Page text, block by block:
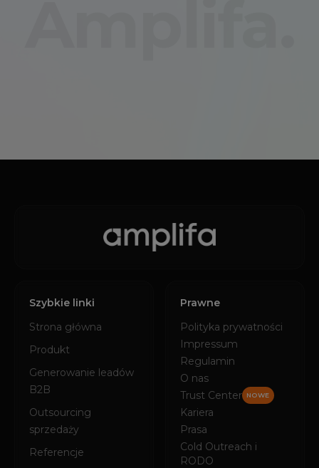
Szybkie linki
Strona główna
Produkt
Generowanie leadów
B2B
Outsourcing
sprzedaży
Referencje
Prawne
Polityka prywatności
Impressum
Regulamin
O nas
Trust Center
NOWE
Kariera
Prasa
Cold Outreach i
RODO